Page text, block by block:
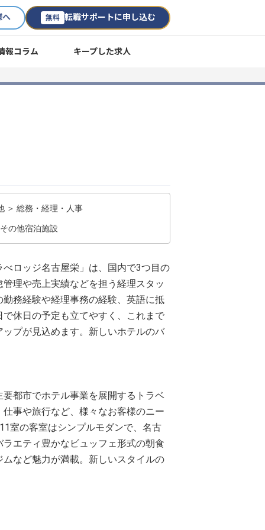
へ 無料 転職サポートに申し込む
報コラム キープした求人
＞ 総務・経理・人事
の他宿泊施設
ロッジ名古屋栄」は、国内で3つ目の
理や売上実績などを担う経理スタッ
務経験や経理事務の経験、英語に抵
休日の予定も立てやすく、これまで
プが見込めます。新しいホテルのバ
都市でホテル事業を展開するトラベ
事や旅行など、様々なお客様のニー
室の客室はシンプルモダンで、名古
エティ豊かなビュッフェ形式の朝食
など魅力が満載。新しいスタイルの